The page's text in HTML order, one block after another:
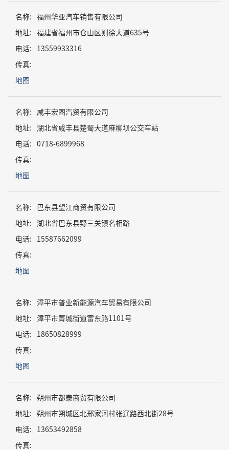
名称: 福州华亚汽车销售有限公司
地址: 福建省福州市仓山区则徐大道635号
电话: 13559933316
传真:
地图
名称: 咸丰宏图汽贸有限公司
地址: 湖北省咸丰县楚蜀大道麻柳坝公交车站
电话: 0718-6899968
传真:
地图
名称: 巴东县望江商贸有限公司
地址: 湖北省巴东县野三关镇名相路
电话: 15587662099
传真:
地图
名称: 漳平市普业新能源汽车贸易有限公司
地址: 漳平市菁城街道富东路1101号
电话: 18650828999
传真:
地图
名称: 朔州市都泰商贸有限公司
地址: 朔州市朔城区北邢家河村张辽路西北街28号
电话: 13653492858
传真: